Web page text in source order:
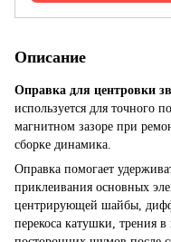
Описание
Оправка для центровки
используется для точного
магнитном зазоре при
сборке динамика.
Оправка помогает
приклеивания основных
центрирующей шайбы,
перекоса катушки, трения